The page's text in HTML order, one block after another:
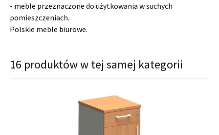
- meble przeznaczone do użytkowania w suchych
pomieszczeniach.
Polskie meble biurowe.
16 produktów w tej samej kategorii